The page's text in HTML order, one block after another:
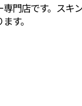
門店です。ス
す。